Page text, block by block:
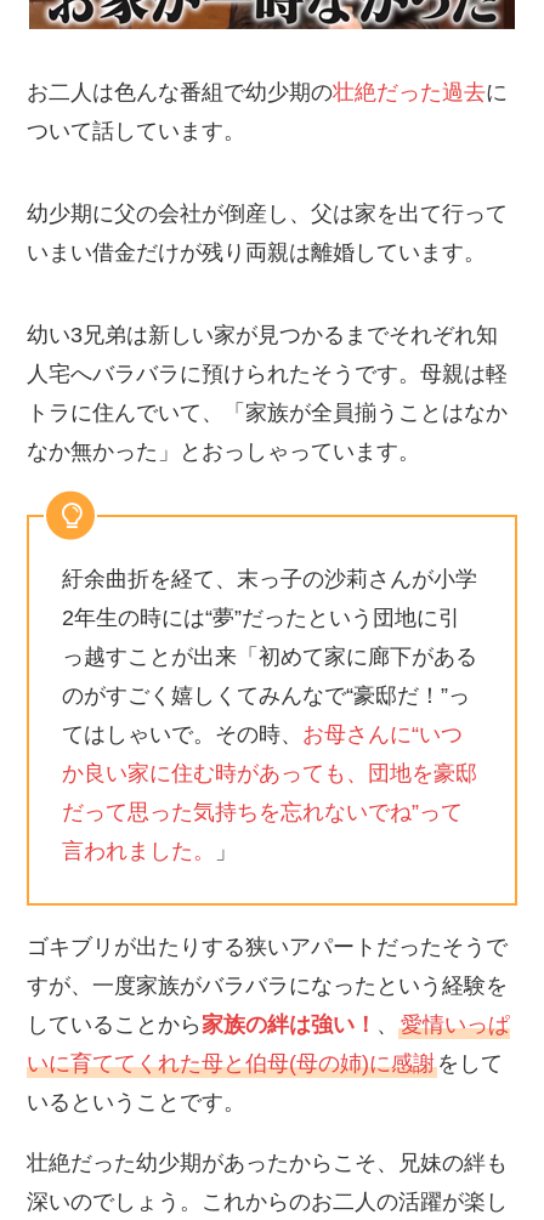
お二人は色んな番組で幼少期の壮絶だった過去に
ついて話しています。
幼少期に父の会社が倒産し、父は家を出て行って
いまい借金だけが残り両親は離婚しています。
幼い3兄弟は新しい家が見つかるまでそれぞれ知
人宅へバラバラに預けられたそうです。母親は軽
トラに住んでいて、「家族が全員揃うことはなか
なか無かった」とおっしゃっています。
紆余曲折を経て、末っ子の沙莉さんが小学
2年生の時には“夢”だったという団地に引
っ越すことが出来「初めて家に廊下がある
のがすごく嬉しくてみんなで“豪邸だ！”っ
てはしゃいで。その時、 お母さんに“いつ
か良い家に住む時があっても、団地を豪邸
だって思った気持ちを忘れないでね”って
言われました。
」
ゴキブリが出たりする狭いアパートだったそうで
すが、一度家族がバラバラになったという経験を
していることから家族の絆は強い！ 、愛情いっぱ
いに育ててくれた母と伯母(母の姉)に感謝をして
いるということです。
壮絶だった幼少期があったからこそ、兄妹の絆も
深いのでしょう。これからのお二人の活躍が楽し